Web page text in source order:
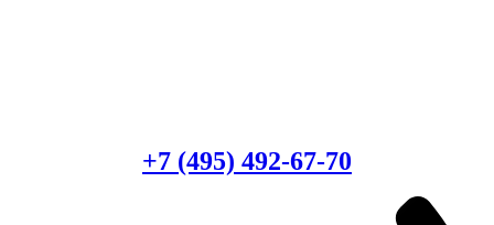
+7 (495) 492-67-70